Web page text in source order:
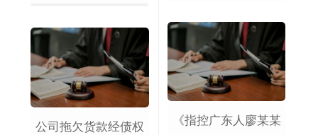
公司拖欠货款经债权
《指控广东人廖某某